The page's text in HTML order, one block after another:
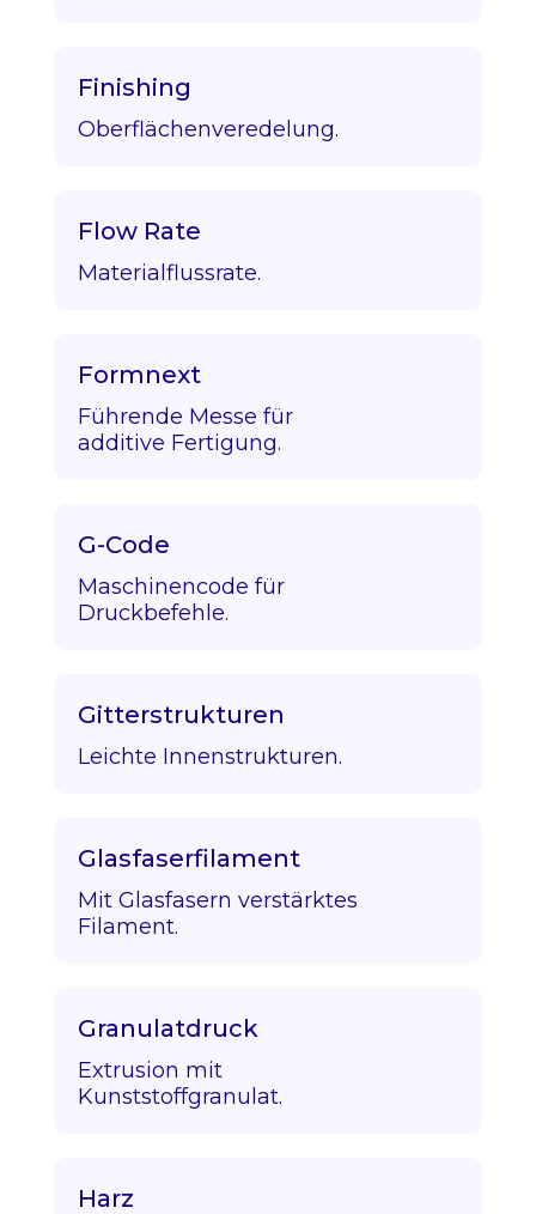
Finishing
Oberflächenveredelung.
Flow Rate
Materialflussrate.
Formnext
Führende Messe für
additive Fertigung.
G-Code
Maschinencode für
Druckbefehle.
Gitterstrukturen
Leichte Innenstrukturen.
Glasfaserfilament
Mit Glasfasern verstärktes
Filament.
Granulatdruck
Extrusion mit
Kunststoffgranulat.
Harz